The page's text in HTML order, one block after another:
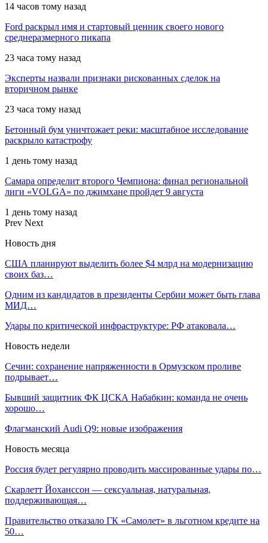
14 часов тому назад
Ford раскрыл имя и стартовый ценник своего нового
среднеразмерного пикапа
23 часа тому назад
Эксперты назвали признаки рискованных сделок на
вторичном рынке
23 часа тому назад
Бетонный бум уничтожает реки: масштабное исследование
раскрыло катастрофу
1 день тому назад
Самара определит второго Чемпиона: финал региональной
лиги «VOLGA» по джимхане пройдет 9 августа
1 день тому назад
Prev Next
Новость дня
США планируют выделить более $4 млрд на модернизацию
своих баз…
Одним из кандидатов в президенты Сербии может быть глава
МИД…
Удары по критической инфраструктуре: РФ атаковала…
Новость недели
Сечин: сохранение напряженности в Ормузском проливе
подрывает…
Бывший защитник ФК ЦСКА Набабкин: команда не очень
хорошо…
Флагманский Audi Q9: новые изображения
Новость месяца
Россия будет регулярно проводить массированные удары по…
Скарлетт Йоханссон — сексуальная, натуральная,
поддерживающая…
Правительство отказало ГК «Самолет» в льготном кредите на
50…